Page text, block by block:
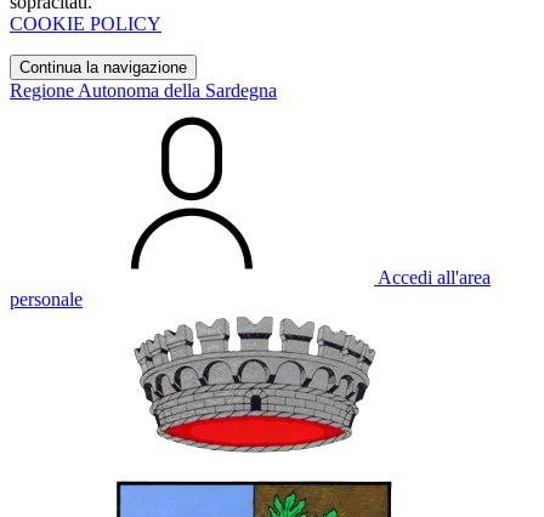
COOKIE POLICY
Continua la navigazione
Regione Autonoma della Sardegna
Accedi all'area
personale